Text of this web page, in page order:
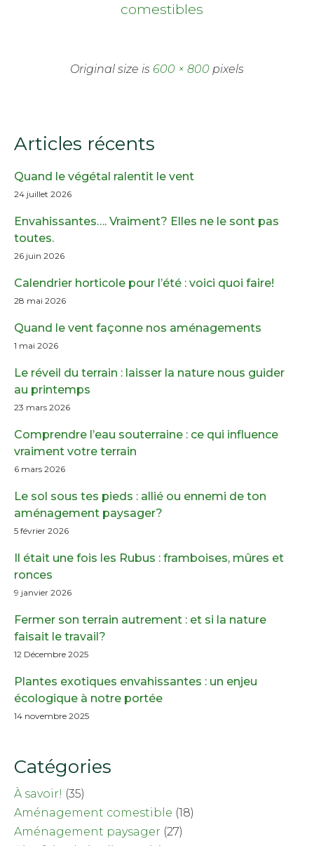
comestibles
Original size is 600 × 800 pixels
Articles récents
Quand le végétal ralentit le vent
24 juillet 2026
Envahissantes…. Vraiment? Elles ne le sont pas
toutes.
26 juin 2026
Calendrier horticole pour l’été : voici quoi faire!
28 mai 2026
Quand le vent façonne nos aménagements
1 mai 2026
Le réveil du terrain : laisser la nature nous guider
au printemps
23 mars 2026
Comprendre l’eau souterraine : ce qui influence
vraiment votre terrain
6 mars 2026
Le sol sous tes pieds : allié ou ennemi de ton
aménagement paysager?
5 février 2026
Il était une fois les Rubus : framboises, mûres et
ronces
9 janvier 2026
Fermer son terrain autrement : et si la nature
faisait le travail?
12 Décembre 2025
Plantes exotiques envahissantes : un enjeu
écologique à notre portée
14 novembre 2025
Catégories
À savoir! (35)
Aménagement comestible (18)
Aménagement paysager (27)